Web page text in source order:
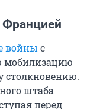
Францией
войны с
мобилизацию
столкновению.
штаба
перед